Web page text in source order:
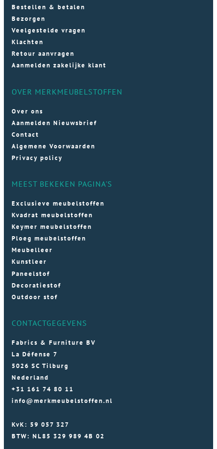
Bestellen & betalen
Bezorgen
Veelgestelde vragen
Klachten
Retour aanvragen
Aanmelden zakelijke klant
OVER MERKMEUBELSTOFFEN
Over ons
Aanmelden Nieuwsbrief
Contact
Algemene Voorwaarden
Privacy policy
MEEST BEKEKEN PAGINA'S
Exclusieve meubelstoffen
Kvadrat meubelstoffen
Keymer meubelstoffen
Ploeg meubelstoffen
Meubelleer
Kunstleer
Paneelstof
Decoratiestof
Outdoor stof
CONTACTGEGEVENS
Fabrics & Furniture BV
La Défense 7
5026 SC Tilburg
Nederland
+31 161 74 80 11
info@merkmeubelstoffen.nl
KvK: 59 057 327
BTW: NL85 329 989 4B 02